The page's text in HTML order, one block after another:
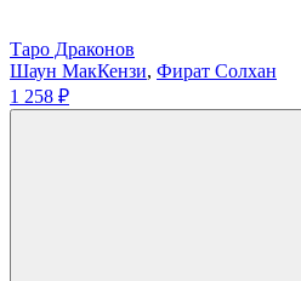
Таро Драконов
Шаун МакКензи, Фират Солхан
1 258 ₽